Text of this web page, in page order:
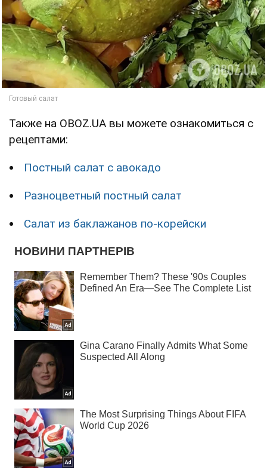
Также на OBOZ.UA вы можете ознакомиться с
рецептами:
Постный салат с авокадо
Разноцветный постный салат
Салат из баклажанов по-корейски